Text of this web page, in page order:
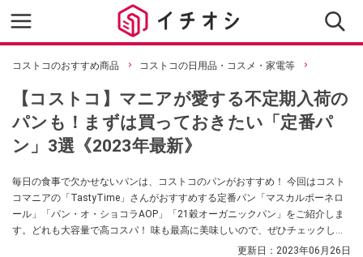
コストコのおすすめ商品 コストコの日用品・コスメ・家電等
【コストコ】マニアが愛する不定期入荷の
パンも！まずは買っておきたい「定番パ
ン」3選《2023年最新》
毎日の食事で欠かせないパンは、コストコのパンがおすすめ！ 今回はコスト
コマニアの「TastyTime」さんがおすすめする定番パン「マスカルポーネロ
ール」「パン・オ・ショコラAOP」「21穀オーガニックパン」をご紹介しま
す。どれも大容量で高コスパ！ 味も最高に美味しいので、ぜひチェックして
更新日： 2023年06月26日